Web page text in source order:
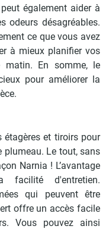
également aider à
odeurs désagréables.
ce que vous avez
à mieux planifier vos
En somme, le
pour améliorer la
et tiroirs pour
plumeau. Le tout, sans
Narnia ! L’avantage
d'entretien.
qui peuvent être
offre un accès facile
Vous pouvez ainsi